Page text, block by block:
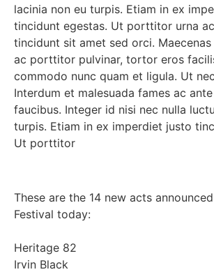
lacinia non eu turpis. Etiam in ex
tincidunt egestas. Ut porttitor urna
tincidunt sit amet sed orci.
ac porttitor pulvinar, tortor eros
commodo nunc quam et ligula. Ut
Interdum et malesuada fames ac
faucibus. Integer id nisi nec nulla
turpis. Etiam in ex imperdiet justo
Ut porttitor
These are the 14 new acts
Festival today:
Heritage 82
Irvin Black